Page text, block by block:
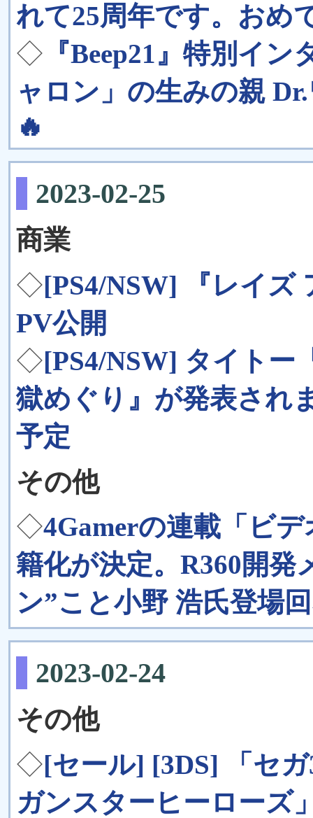
れて25周年です。おめ
◇ 『Beep21』特別イ
ャロン」の生みの親
🔥
2023-02-25
商業
◇[PS4/NSW] 『レイズ
PV公開
◇[PS4/NSW] タイトー
獄めぐり』が発表され
予定
その他
◇4Gamerの連載「ビ
籍化が決定。R360開
ン”こと小野 浩氏登場
2023-02-24
その他
◇[セール] [3DS] 「セ
ガンスターヒーローズ